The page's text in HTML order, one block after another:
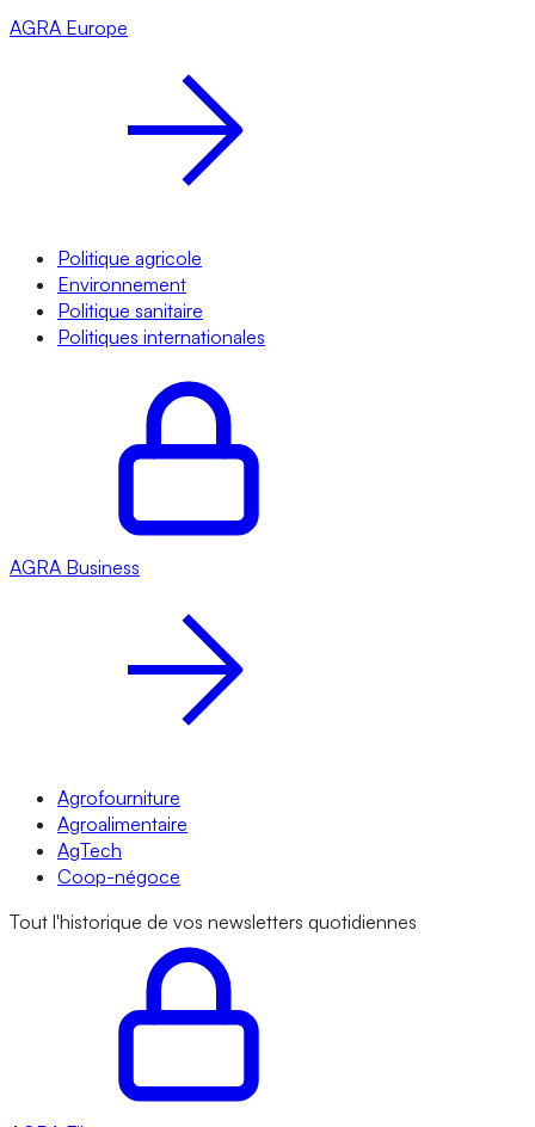
AGRA Europe
Politique agricole
Environnement
Politique sanitaire
Politiques internationales
AGRA Business
Agrofourniture
Agroalimentaire
AgTech
Coop-négoce
Tout l'historique de vos newsletters quotidiennes